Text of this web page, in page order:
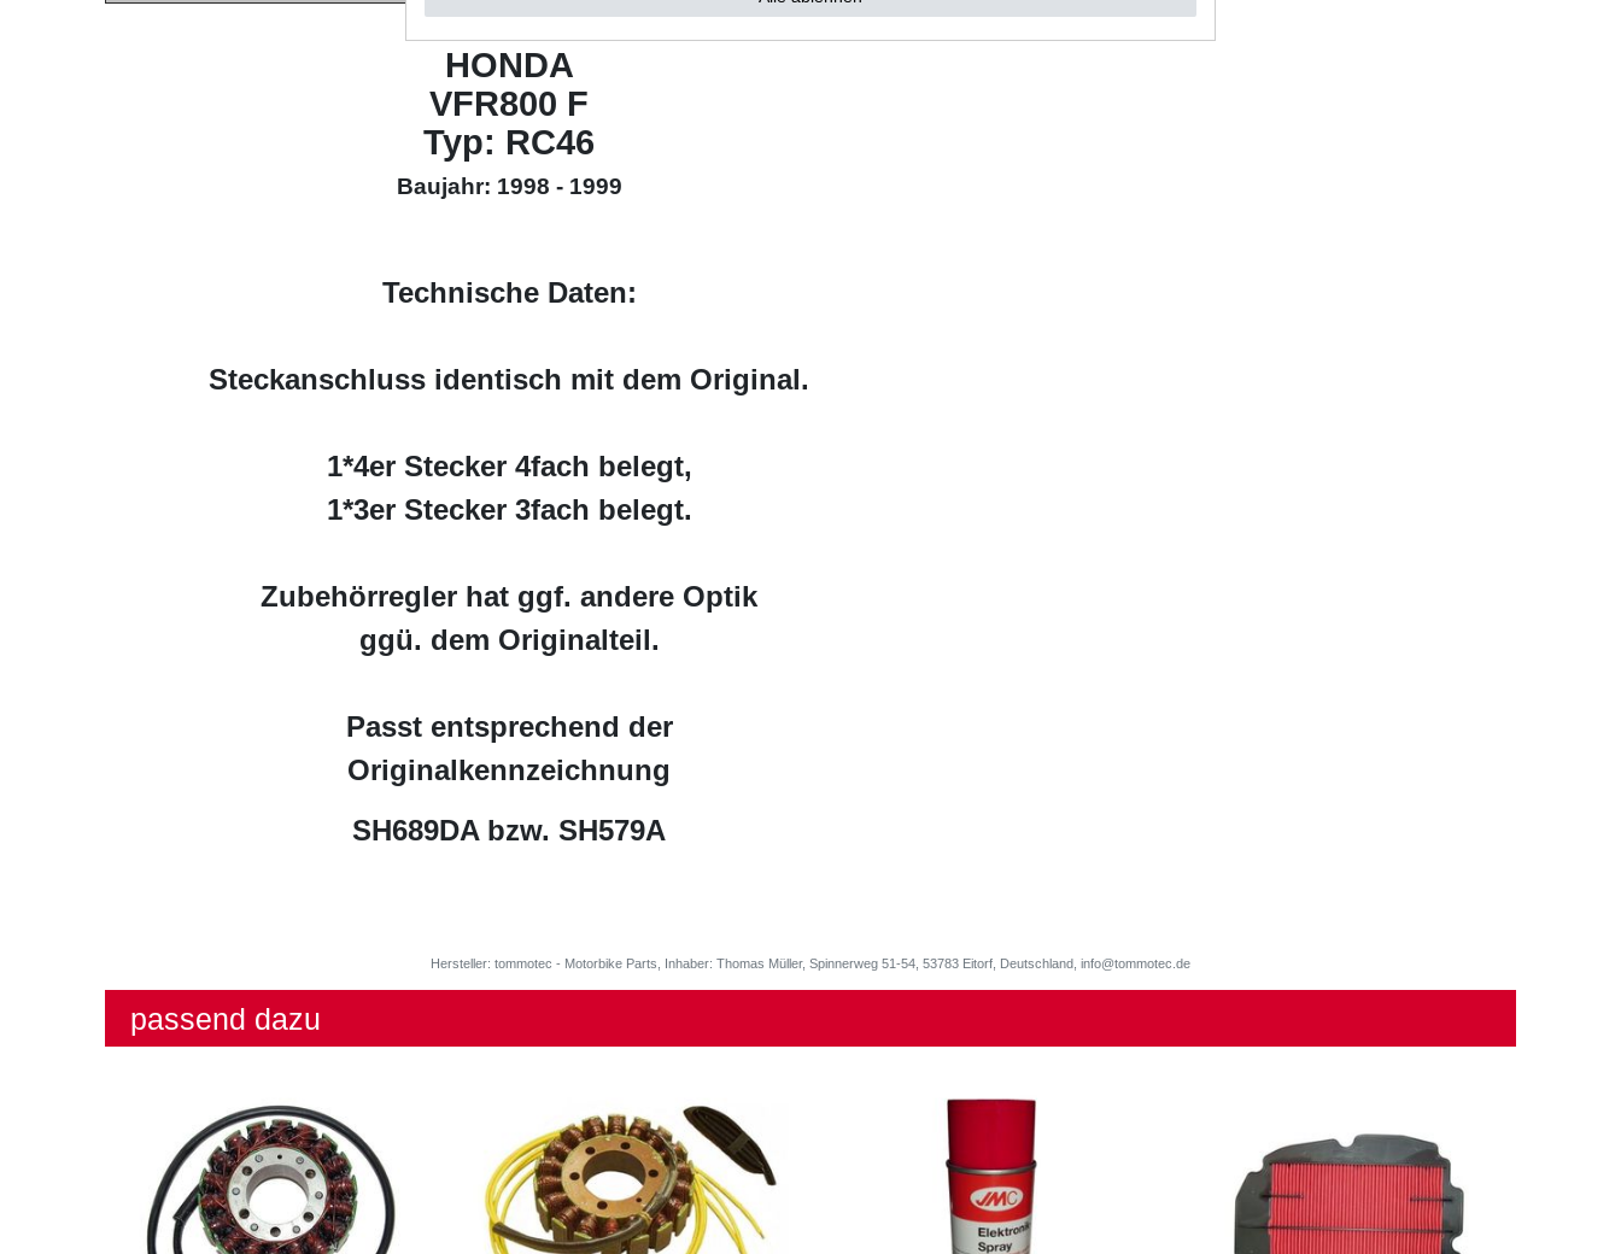
HONDA
VFR800 F
Typ: RC46
Baujahr: 1998 - 1999
Technische Daten:
Steckanschluss identisch mit dem Original.
1*4er Stecker 4fach belegt,
1*3er Stecker 3fach belegt.
Zubehörregler hat ggf. andere Optik
ggü. dem Originalteil.
Passt entsprechend der
Originalkennzeichnung
SH689DA bzw. SH579A
Hersteller: tommotec - Motorbike Parts, Inhaber: Thomas Müller, Spinnerweg 51-54, 53783 Eitorf, Deutschland, info@tommotec.de
passend dazu